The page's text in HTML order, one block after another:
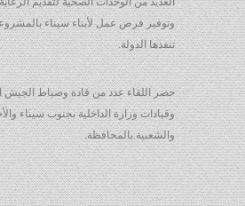
وتوفير فرص عمل لأبناء سيناء
تنفذها الدولة.
حضر اللقاء عدد من قادة وضباط الجيش
وقيادات وزارة الداخلية بجنوب سيناء
والشعبية بالمحافظة.